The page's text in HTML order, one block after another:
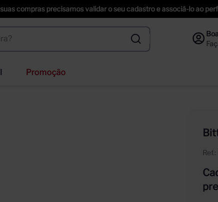
compras precisamos validar o seu cadastro e associá-lo ao
Promoção
Ref. :